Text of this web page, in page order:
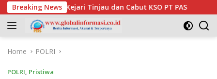
Skip
to
content
Breaking News
Kejari Tinjau dan Cabut KSO PT PAS
Home POLRI
POLRI, Pristiwa